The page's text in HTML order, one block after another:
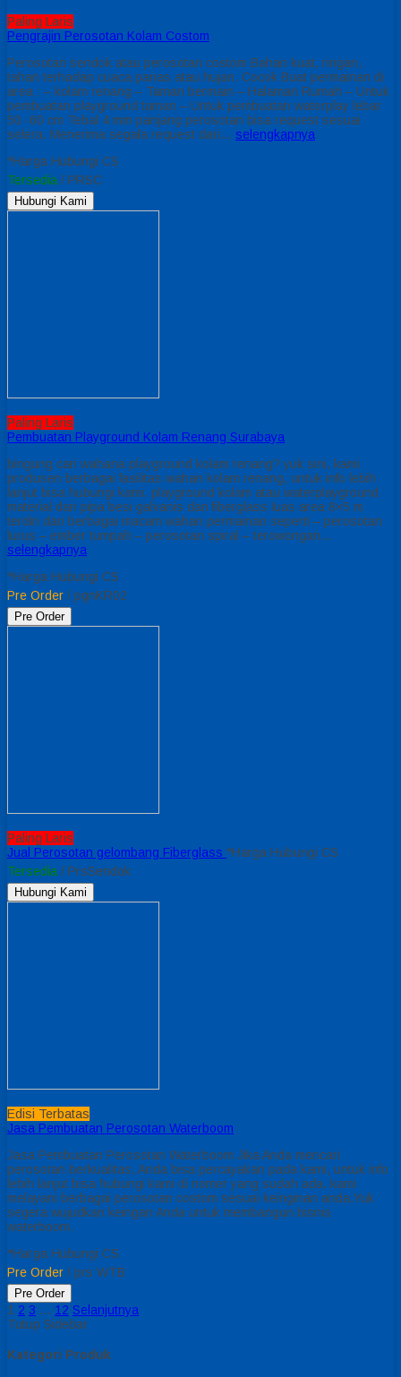
Paling Laris
Pengrajin Perosotan Kolam Costom
Perosotan sendok atau perosotan costom Bahan kuat, ringan,
tahan terhadap cuaca panas atau hujan. Cocok Buat permainan di
area : – kolam renang – Taman bermain – Halaman Rumah – Untuk
pembuatan playground taman – Untuk pembuatan waterplay lebar
50 -60 cm Tebal 4 mm panjang perosotan bisa request sesuai
selera. Menerima segala request dari… selengkapnya
*Harga Hubungi CS
Tersedia / PRSC
Hubungi Kami
Paling Laris
Pembuatan Playground Kolam Renang Surabaya
bingung cari wahana playground kolam renang? yuk sini, kami
produsen berbagai fasilitas wahan kolam renang, untuk info lebih
lanjut bisa hubungi kami. playground kolam atau waterplayground
material dari pipa besi galvanis dan fiberglass luas area 8×5 m
terdiri dari berbagai macam wahan permainan seperti – perosotan
lurus – ember tumpah – perosotan spiral – terowongan…
selengkapnya
*Harga Hubungi CS
Pre Order / pgnKR02
Pre Order
Paling Laris
Jual Perosotan gelombang Fiberglass *Harga Hubungi CS
Tersedia / PrsSendok
Hubungi Kami
Edisi Terbatas
Jasa Pembuatan Perosotan Waterboom
Jasa Pembuatan Perosotan Waterboom Jika Anda mencari
perosotan berkualitas, Anda bisa percayakan pada kami, untuk info
lebih lanjut bisa hubungi kami di nomer yang sudah ada. kami
melayani berbagai perosotan costom sesuai keinginan anda.Yuk
segera wujudkan keingan Anda untuk membangun bisnis
waterboom.
*Harga Hubungi CS
Pre Order / prs WTB
Pre Order
1 2 3 … 12 Selanjutnya
Tutup Sidebar
Kategori Produk